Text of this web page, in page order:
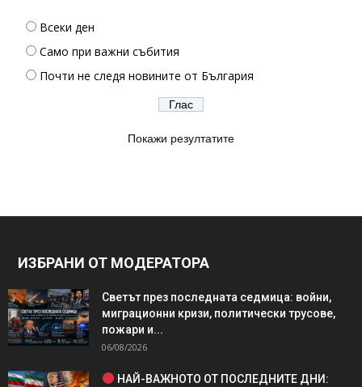
Всеки ден
Само при важни събития
Почти не следя новините от България
Покажи резултатите
ИЗБРАНИ ОТ МОДЕРАТОРА
Светът през последната седмица: войни,
миграционни кризи, политически трусове,
пожари и...
06/08/2026
НАЙ-ВАЖНОТО ОТ ПОСЛЕДНИТЕ ДНИ: